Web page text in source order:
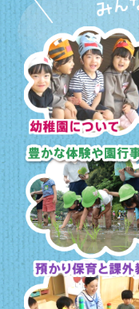
幼稚園について
豊かな体験と園行事